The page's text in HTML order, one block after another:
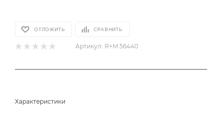
ОТЛОЖИТЬ СРАВНИТЬ
Артикул: R+M 56440
Характеристики